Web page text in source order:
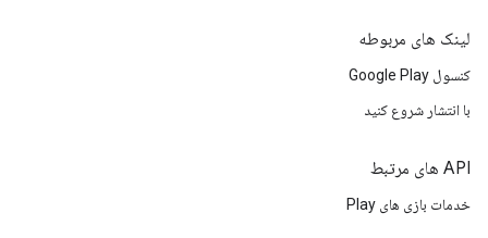
لینک های مربوطه
کنسول Google Play
با انتشار شروع کنید
API های مرتبط
خدمات بازی های Play